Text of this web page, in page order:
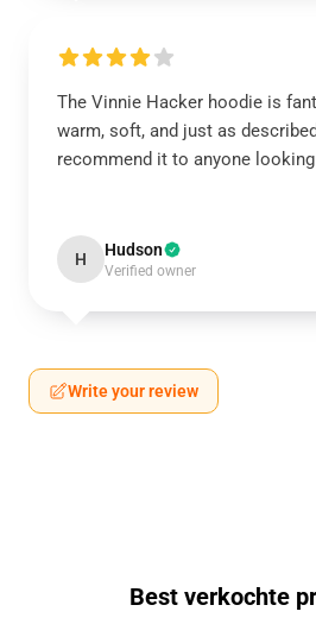
The Vinnie Hacker hoodie is
warm, soft, and just as
recommend it to anyone
H Hudson
Verified owner
Write your review
Best verkochte